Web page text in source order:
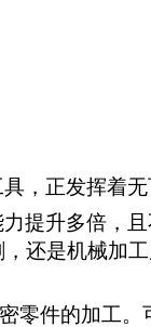
，正发挥着无
提升多倍，
还是机械加
零件的加工。